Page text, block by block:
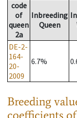
code
of
queen
2a
Inbreeding
Queen
DE-2-
164-
20-
2009
6.7%
Breeding
coefficients